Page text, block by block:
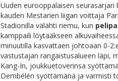
Uuden eurooppalaisen
kauden Mestarien liigan voittaja
Stadionilla välähti riemu, kun
kamppaili löytääkseen
minuutilla kasvattaen johtoaan 0-
vastustajan rangaistusalueen läpi,
Kang-In, joukkuetoverinsa
Dembélén syöttämänä ja varmisti